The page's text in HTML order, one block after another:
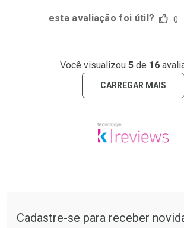
esta avaliação foi útil? 0
Você visualizou 5de 16
CARREGAR MAIS
Cadastre-se para receber